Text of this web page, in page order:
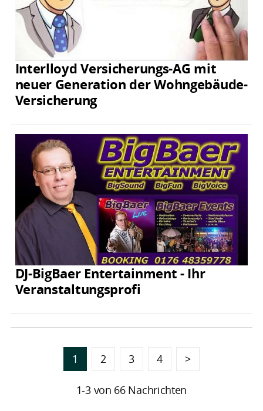
Interlloyd Versicherungs-AG mit
neuer Generation der Wohngebäude-
Versicherung
DJ-BigBaer Entertainment - Ihr
Veranstaltungsprofi
1 2 3 4 >
1-3 von 66 Nachrichten